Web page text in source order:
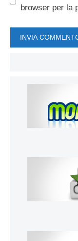
browser per la